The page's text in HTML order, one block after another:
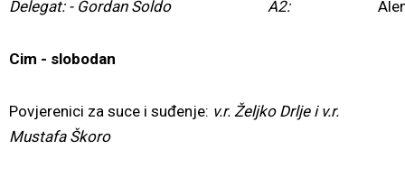
Delegat: - Gordan Soldo A2:
Cim - slobodan
Povjerenici za suce i suđenje: v.r. Željko Drlje i v.r.
Mustafa Škoro